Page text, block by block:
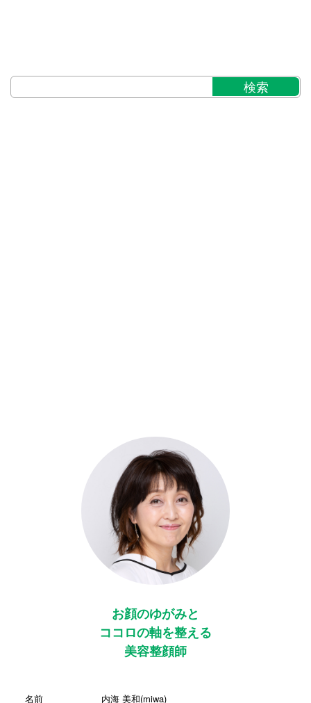
お顔のゆがみと
ココロの軸を整える
美容整顔師
名前 内海 美和(miwa)